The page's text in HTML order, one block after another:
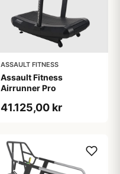
ASSAULT FITNESS
Assault Fitness
Airrunner Pro
41.125,00 kr